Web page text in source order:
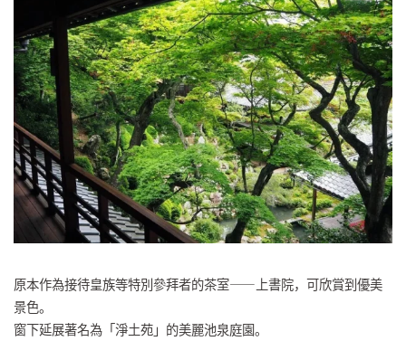
原本作為接待皇族等特別參拜者的茶室——上書院，可欣賞到優美
景色。
窗下延展著名為「淨土苑」的美麗池泉庭園。